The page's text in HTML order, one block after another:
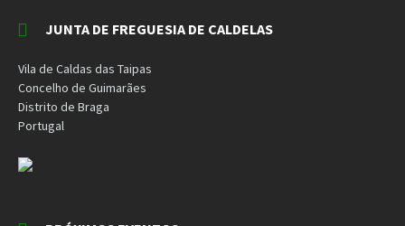
JUNTA DE FREGUESIA DE CALDELAS
Vila de Caldas das Taipas
Concelho de Guimarães
Distrito de Braga
Portugal